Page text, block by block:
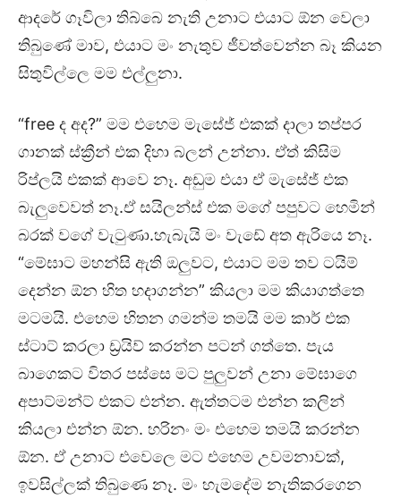
ආදරේ ගෑවිලා තිබ්බෙ නැති උනාට එයාට ඕන වෙලා
තිබුණේ මාව, එයාට මං නැතුව ජීවත්වෙන්න බෑ කියන
සිතුවිල්ලෙ මම එල්ලුනා.
“free ද අද?” මම එහෙම මැසේජ් එකක් දාලා තප්පර
ගානක් ස්ක්‍රීන් එක දිහා බලන් උන්නා. ඒත් කිසිම
රිප්ලයි එකක් ආවෙ නෑ. අඩුම එයා ඒ මැසේජ් එක
බැලුවෙවත් නෑ.ඒ සයිලන්ස් එක මගේ පපුවට හෙමින්
බරක් වගේ වැටුණා.හැබැයි මං වැඩේ අත ඇරියෙ නෑ.
“මේඝාට මහන්සි ඇති ඔලුවට, එයාට මම තව ටයිම්
දෙන්න ඕන හිත හදාගන්න” කියලා මම කියාගත්තෙ
මටමයි. එහෙම හිතන ගමන්ම තමයි මම කාර් එක
ස්ටාට් කරලා ඩ්‍රයිව් කරන්න පටන් ගත්තෙ. පැය
බාගෙකට විතර පස්සෙ මට පුලුවන් උනා මේඝාගෙ
අපාට්මන්ට් එකට එන්න. ඇත්තටම එන්න කලින්
කියලා එන්න ඕන. හරිනං මං එහෙම තමයි කරන්න
ඕන. ඒ උනාට එවෙලෙ මට එහෙම උවමනාවක්,
ඉවසිල්ලක් තිබුණෙ නෑ. මං හැමදේම නැතිකරගෙන